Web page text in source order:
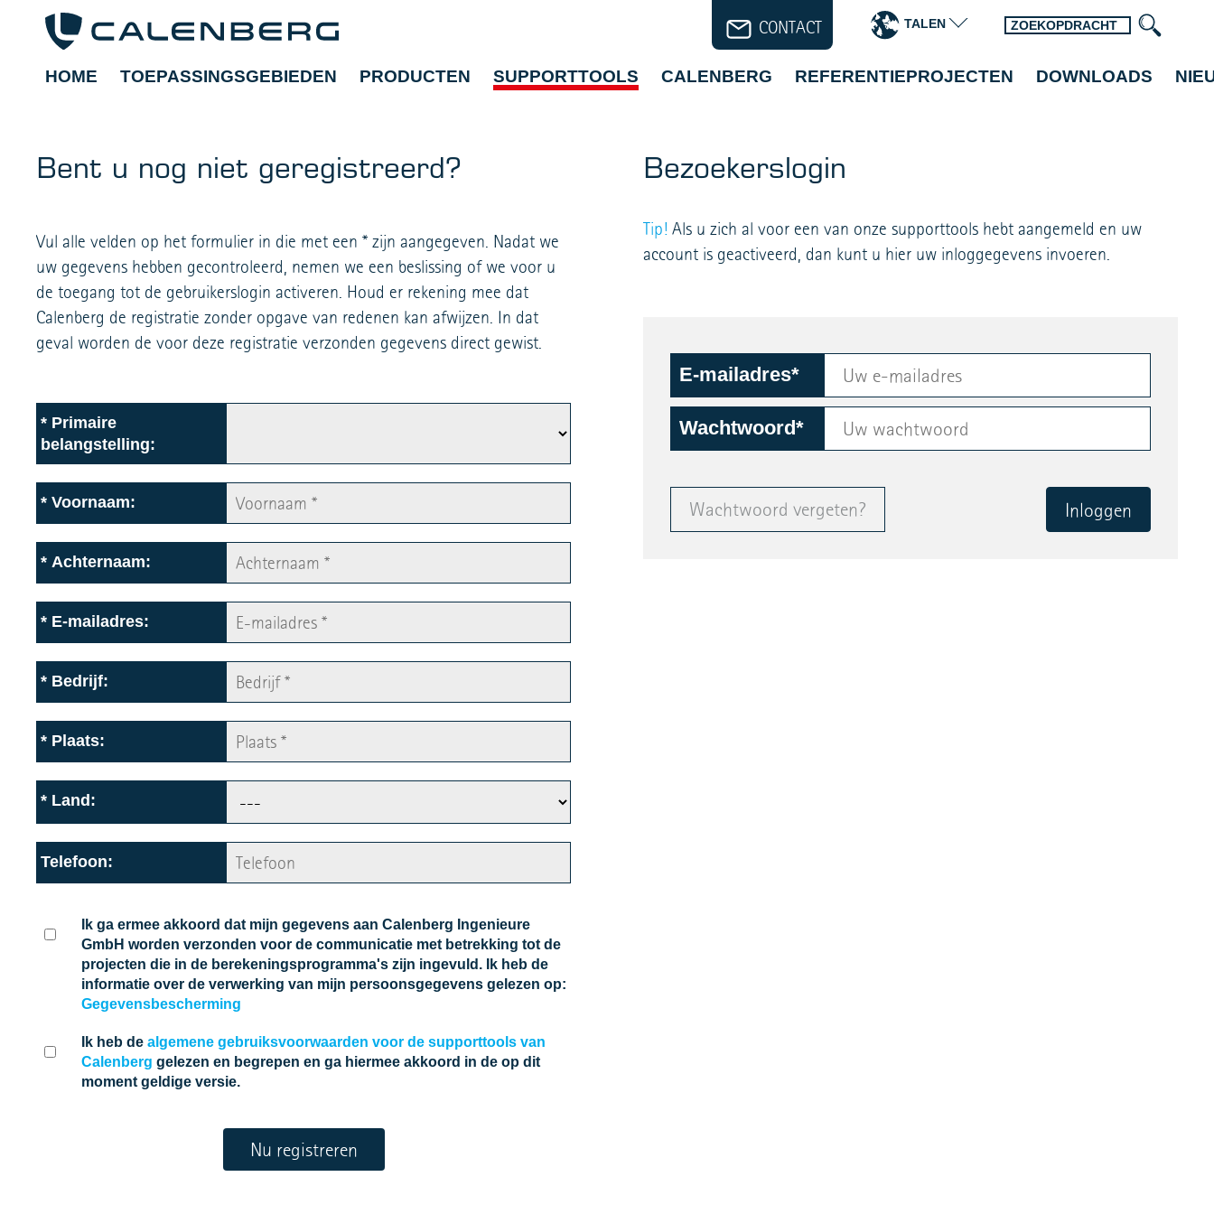
Bent u nog niet geregistreerd?
Vul alle velden op het formulier in die met een * zijn aangegeven. Nadat we
uw gegevens hebben gecontroleerd, nemen we een beslissing of we voor u
de toegang tot de gebruikerslogin activeren. Houd er rekening mee dat
Calenberg de registratie zonder opgave van redenen kan afwijzen. In dat
geval worden de voor deze registratie verzonden gegevens direct gewist.
* Primaire
belangstelling:
* Voornaam:
* Achternaam:
* E-mailadres:
* Bedrijf:
* Plaats:
* Land:
Telefoon:
Ik ga ermee akkoord dat mijn gegevens aan Calenberg Ingenieure
GmbH worden verzonden voor de communicatie met betrekking tot de
projecten die in de berekeningsprogramma's zijn ingevuld. Ik heb de
informatie over de verwerking van mijn persoonsgegevens gelezen op:
Gegevensbescherming
Ik heb de algemene gebruiksvoorwaarden voor de supporttools van
Calenberg gelezen en begrepen en ga hiermee akkoord in de op dit
moment geldige versie.
Bezoekerslogin
Tip! Als u zich al voor een van onze supporttools hebt aangemeld en uw
account is geactiveerd, dan kunt u hier uw inloggegevens invoeren.
E-mailadres*
Wachtwoord*
Wachtwoord vergeten?
CONTACT TALEN
HOME TOEPASSINGSGEBIEDEN PRODUCTEN SUPPORTTOOLS CALENBERG REFERENTIEPROJECTEN DOWNLOADS